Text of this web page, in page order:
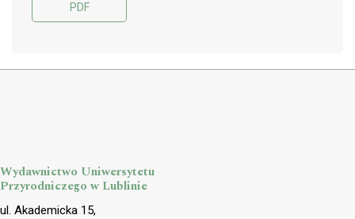
PDF
Wydawnictwo Uniwersytetu
Przyrodniczego w Lublinie
ul. Akademicka 15,